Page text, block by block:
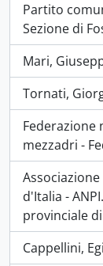
Partito
Sezione di
, 1 résultats
Mari,
, 1 résultats
Tornati,
, 1 résultats
Federazione
mezzadri -
, 1 résultats
d'Italia -
provinciale
, 1 résultats
Cappellini,
, 1 résultats